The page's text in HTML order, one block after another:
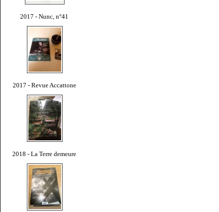
2017 - Nunc, n°41
2017 - Revue Accattone
2018 - La Terre demeure